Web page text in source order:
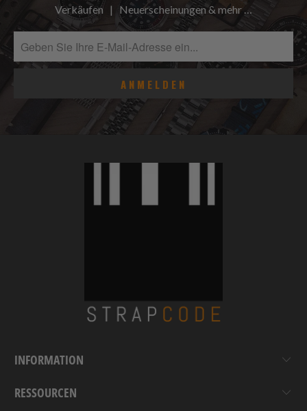
Verkäufen | Neuerscheinungen & mehr …
INFORMATION
RESSOURCEN